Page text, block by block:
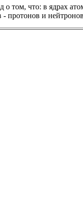
том, что: в ядрах
протонов и